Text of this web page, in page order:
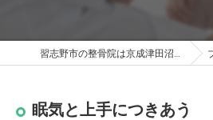
習志野市の整骨院は京成津田沼整骨院 ブ
眠気と上手につきあう